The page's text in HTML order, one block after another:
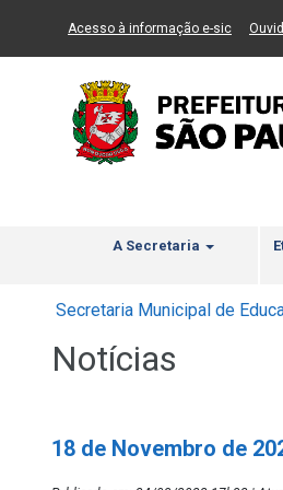
Ir ao Conteúdo Ir para
Acesso à informação e-sic(Link
A Secretaria
Secretaria Municipal de
Notícias
18 de Novembro de